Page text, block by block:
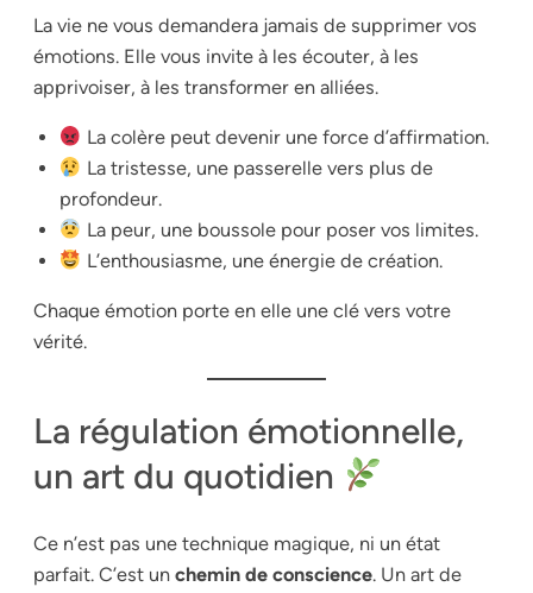
La vie ne vous demandera jamais de supprimer vos
émotions. Elle vous invite à les écouter, à les
apprivoiser, à les transformer en alliées.
La colère peut devenir une force d’affirmation.
La tristesse, une passerelle vers plus de
profondeur.
La peur, une boussole pour poser vos limites.
L’enthousiasme, une énergie de création.
Chaque émotion porte en elle une clé vers votre
vérité.
La régulation émotionnelle,
un art du quotidien
Ce n’est pas une technique magique, ni un état
parfait. C’est un chemin de conscience. Un art de